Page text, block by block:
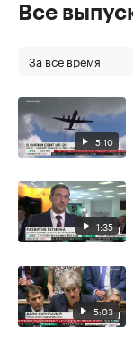
Все
За все время
5:10
1:35
5:03